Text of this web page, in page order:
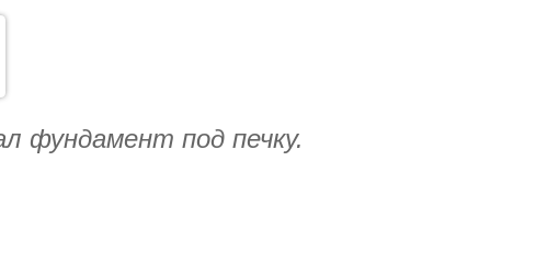
фундамент под печку.